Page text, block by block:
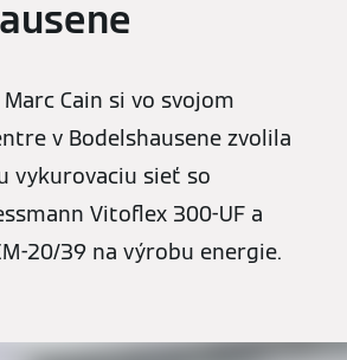
Cain si vo svojom
v Bodelshausene zvolila
vykurovaciu sieť so
Vitoflex 300-UF a
20/39 na výrobu energie.